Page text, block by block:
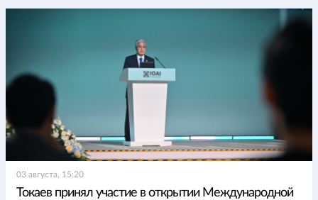
03 августа, 15:20
Токаев принял участие в открытии Международной